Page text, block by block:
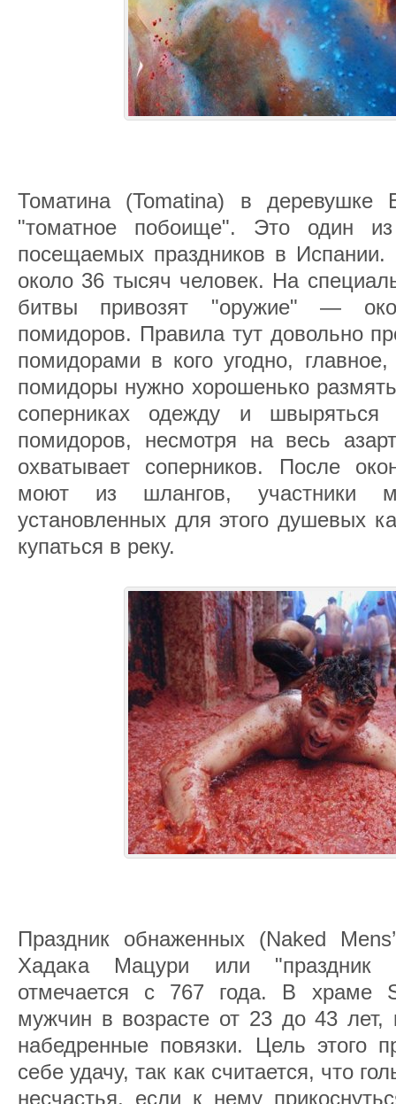
Томатина (Tomatina) в деревушке
"томатное побоище". Это один
посещаемых праздников в Испании.
около 36 тысяч человек. На
битвы привозят "оружие" —
помидоров. Правила тут довольно
помидорами в кого угодно,
помидоры нужно хорошенько
соперниках одежду и
помидоров, несмотря на весь
охватывает соперников. После
моют из шлангов, участники
установленных для этого душевых
купаться в реку.
Праздник обнаженных (Naked
Хадака Мацури или "праздник
отмечается с 767 года. В храме
мужчин в возрасте от 23 до 43 лет,
набедренные повязки. Цель этого
себе удачу, так как считается, что
несчастья, если к нему